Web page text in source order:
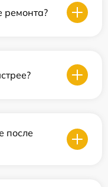
ремонта?
после